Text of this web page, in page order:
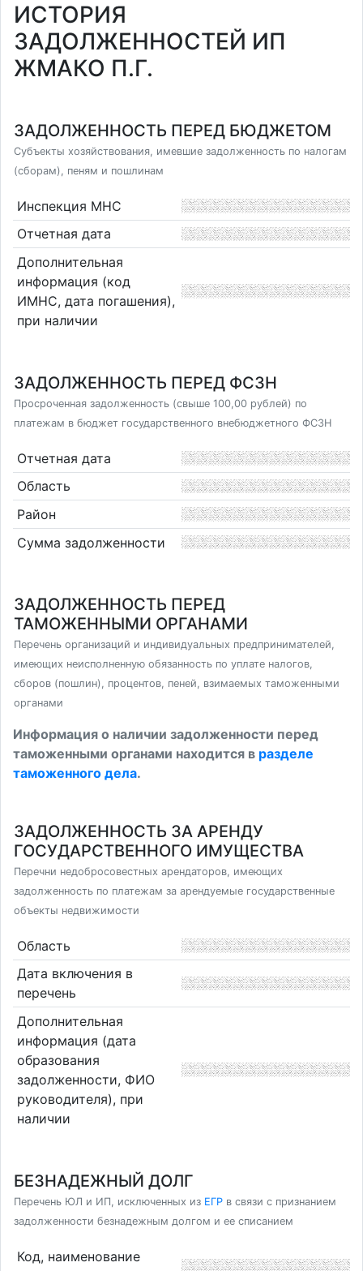
ИСТОРИЯ
ЗАДОЛЖЕННОСТЕЙ ИП
ЖМАКО П.Г.
ЗАДОЛЖЕННОСТЬ ПЕРЕД БЮДЖЕТОМ
Субъекты хозяйствования, имевшие задолженность по налогам
(сборам), пеням и пошлинам
Инспекция МНС
Отчетная дата
Дополнительная
информация (код
ИМНС, дата погашения),
при наличии
ЗАДОЛЖЕННОСТЬ ПЕРЕД ФСЗН
Просроченная задолженность (свыше 100,00 рублей) по
платежам в бюджет государственного внебюджетного ФСЗН
Отчетная дата
Область
Район
Сумма задолженности
ЗАДОЛЖЕННОСТЬ ПЕРЕД
ТАМОЖЕННЫМИ ОРГАНАМИ
Перечень организаций и индивидуальных предпринимателей,
имеющих неисполненную обязанность по уплате налогов,
сборов (пошлин), процентов, пеней, взимаемых таможенными
органами
Информация о наличии задолженности перед
таможенными органами находится в разделе
таможенного дела.
ЗАДОЛЖЕННОСТЬ ЗА АРЕНДУ
ГОСУДАРСТВЕННОГО ИМУЩЕСТВА
Перечни недобросовестных арендаторов, имеющих
задолженность по платежам за арендуемые государственные
объекты недвижимости
Область
Дата включения в
перечень
Дополнительная
информация (дата
образования
задолженности, ФИО
руководителя), при
наличии
БЕЗНАДЕЖНЫЙ ДОЛГ
Перечень ЮЛ и ИП, исключенных из ЕГР в связи с признанием
задолженности безнадежным долгом и ее списанием
Код, наименование